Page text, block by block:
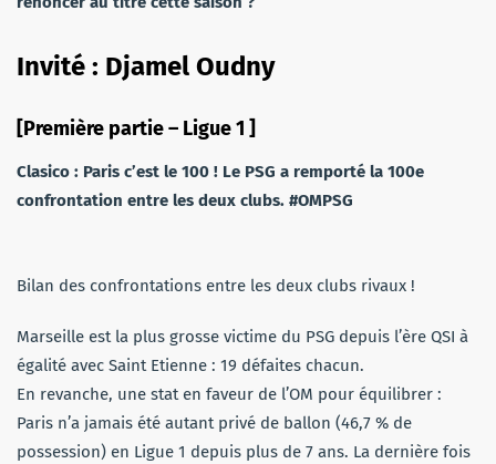
Invité : Djamel Oudny
[Première partie – Ligue 1 ]
Clasico : Paris c’est le 100 ! Le PSG a remporté la 100e
confrontation entre les deux clubs. #OMPSG
Bilan des confrontations entre les deux clubs rivaux !
Marseille est la plus grosse victime du PSG depuis l’ère QSI à
égalité avec Saint Etienne : 19 défaites chacun.
En revanche, une stat en faveur de l’OM pour équilibrer :
Paris n’a jamais été autant privé de ballon (46,7 % de
possession) en Ligue 1 depuis plus de 7 ans. La dernière fois